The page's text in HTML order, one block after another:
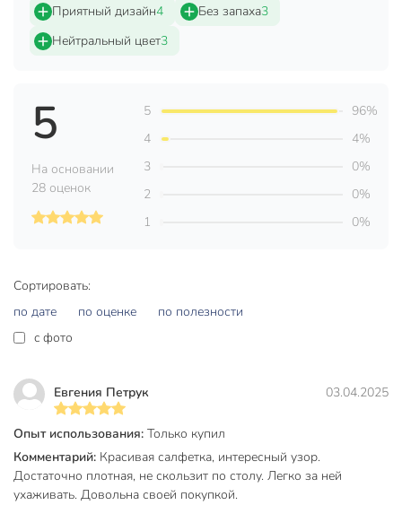
Страна производства
Артикул производителя
Габариты упаковки
1 x 30 x 45 см
Приятный дизайн4 Без запаха3
Нейтральный цвет3
Сортировать:
по дате
по оценке
по полезности
c фото
Евгения Петрук 03.04.2025
Опыт использования: Только купил
Комментарий: Красивая салфетка, интересный узор.
Достаточно плотная, не скользит по столу. Легко за ней
ухаживать. Довольна своей покупкой.
5
На основании
28 оценок
5
96%
4
4%
3
0%
2
0%
1
0%